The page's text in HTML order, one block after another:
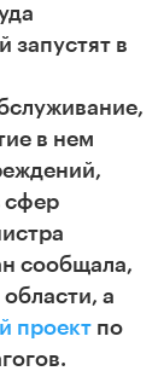
запустят в
в нем
сфер
сообщала,
а
проект по